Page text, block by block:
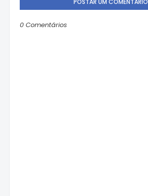
POSTAR UM COMENTÁRIO
0 Comentários